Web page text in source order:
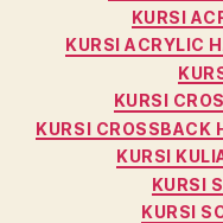
KURSI
KURSI ACRYLIC
KURSI
KURSI CROSSBACK
KURSI
KURSI
KURSI